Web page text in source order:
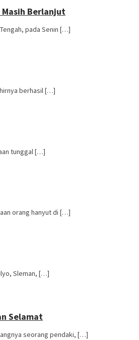
Berlanjut
pada Senin […]
berhasil […]
tunggal […]
orang hanyut di […]
Sleman, […]
Selamat
seorang pendaki, […]